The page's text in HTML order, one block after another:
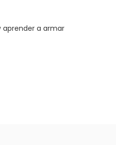
aprender a armar